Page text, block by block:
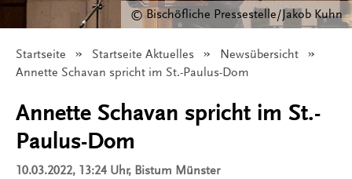
© Bischöfliche Pressestelle/Jakob Kuhn
Startseite Startseite Aktuelles
Newsübersicht
Angezeigt:
Annette Schavan spricht im St.-Paulus-Dom
Annette Schavan spricht im St.-
Paulus-Dom
10.03.2022, 13:24 Uhr, Bistum Münster